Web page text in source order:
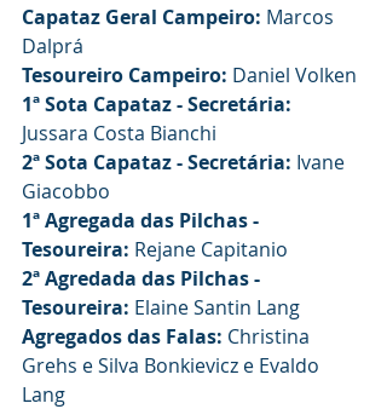
Capataz Geral Campeiro: Marcos
Dalprá
Tesoureiro Campeiro: Daniel Volken
1ª Sota Capataz - Secretária:
Jussara Costa Bianchi
2ª Sota Capataz - Secretária: Ivane
Giacobbo
1ª Agregada das Pilchas -
Tesoureira: Rejane Capitanio
2ª Agredada das Pilchas -
Tesoureira: Elaine Santin Lang
Agregados das Falas: Christina
Grehs e Silva Bonkievicz e Evaldo
Lang